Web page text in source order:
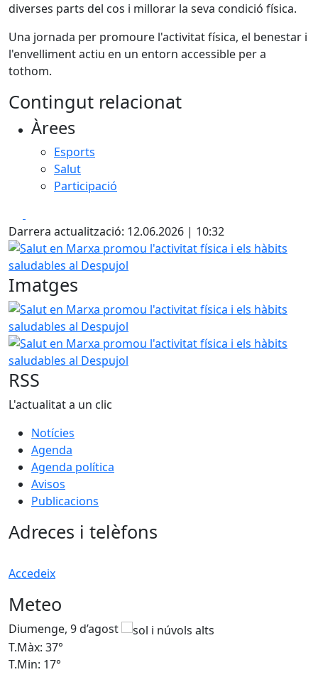
diverses parts del cos i millorar la seva condició física.
Una jornada per promoure l'activitat física, el benestar i
l'envelliment actiu en un entorn accessible per a
tothom.
Contingut relacionat
Àrees
Esports
Salut
Participació
Darrera actualització: 12.06.2026 | 10:32
Salut en Marxa promou l'activitat física i els hàbits
Imatges
Salut en Marxa promou l'activitat física i els hàbits
Salut en Marxa promou l'activitat física i els hàbits
RSS
L'actualitat a un clic
Notícies
Agenda
Agenda política
Avisos
Publicacions
Adreces i telèfons
Accedeix
Meteo
Diumenge, 9 d’agost
T.Màx: 37°
T.Min: 17°